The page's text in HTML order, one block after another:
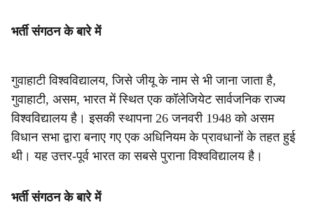
भर्ती संगठन के बारे में
गुवाहाटी विश्वविद्यालय, जिसे जीयू के नाम से भी जाना जाता है,
गुवाहाटी, असम, भारत में स्थित एक कॉलेजियेट सार्वजनिक राज्य
विश्वविद्यालय है। इसकी स्थापना 26 जनवरी 1948 को असम
विधान सभा द्वारा बनाए गए एक अधिनियम के प्रावधानों के तहत हुई
थी। यह उत्तर-पूर्व भारत का सबसे पुराना विश्वविद्यालय है।
भर्ती संगठन के बारे में